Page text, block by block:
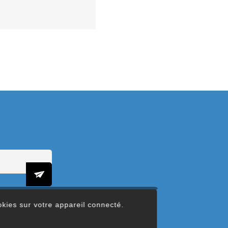
sur votre appareil connecté.